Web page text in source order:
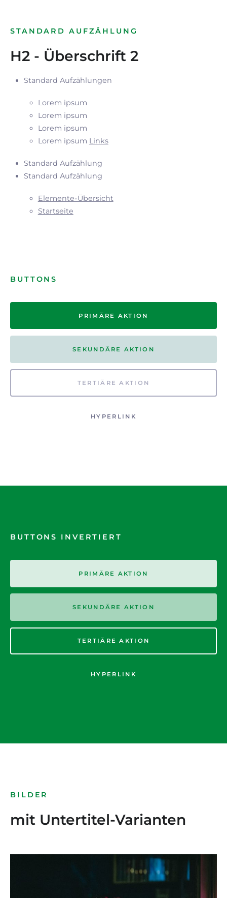
STANDARD AUFZÄHLUNG
H2 - Überschrift 2
Standard Aufzählungen
Lorem ipsum
Lorem ipsum
Lorem ipsum
Lorem ipsum Links
Standard Aufzählung
Standard Aufzählung
Elemente-Übersicht
Startseite
BUTTONS
PRIMÄRE AKTION
SEKUNDÄRE AKTION
TERTIÄRE AKTION
HYPERLINK
BUTTONS INVERTIERT
PRIMÄRE AKTION
SEKUNDÄRE AKTION
TERTIÄRE AKTION
HYPERLINK
BILDER
mit Untertitel-Varianten